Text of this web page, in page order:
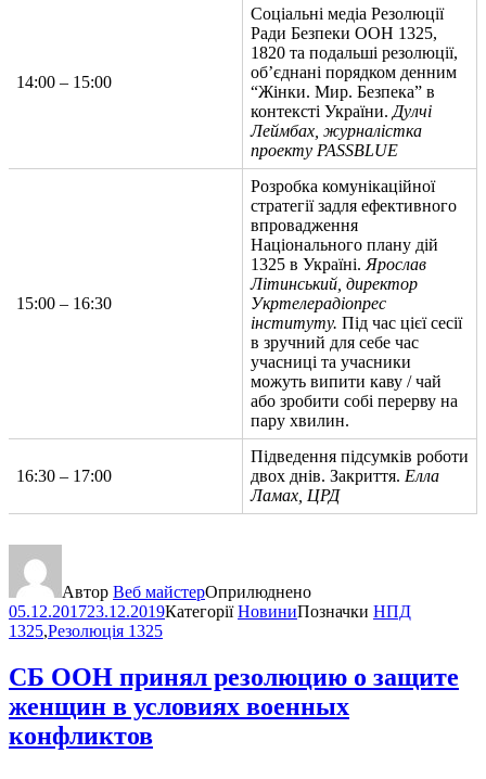
14:00 – 15:00
Соціальні медіа Резолюції
Ради Безпеки ООН 1325,
1820 та подальші резолюції,
об’єднані порядком денним
“Жінки. Мир. Безпека” в
контексті України. Дулчі
Леймбах, журналістка
проекту PASSBLUE
15:00 – 16:30
Розробка комунікаційної
стратегії задля ефективного
впровадження
Національного плану дій
1325 в Україні. Ярослав
Літинський, директор
Укртелерадіопрес
інституту. Під час цієї сесії
в зручний для себе час
учасниці та учасники
можуть випити каву / чай
або зробити собі перерву на
пару хвилин.
16:30 – 17:00
Підведення підсумків роботи
двох днів. Закриття. Елла
Ламах, ЦРД
Автор Веб майстерОприлюднено
05.12.201723.12.2019КатегоріїНовиниПозначки НПД
1325,Резолюція 1325
СБ ООН принял резолюцию о защите
женщин в условиях военных
конфликтов